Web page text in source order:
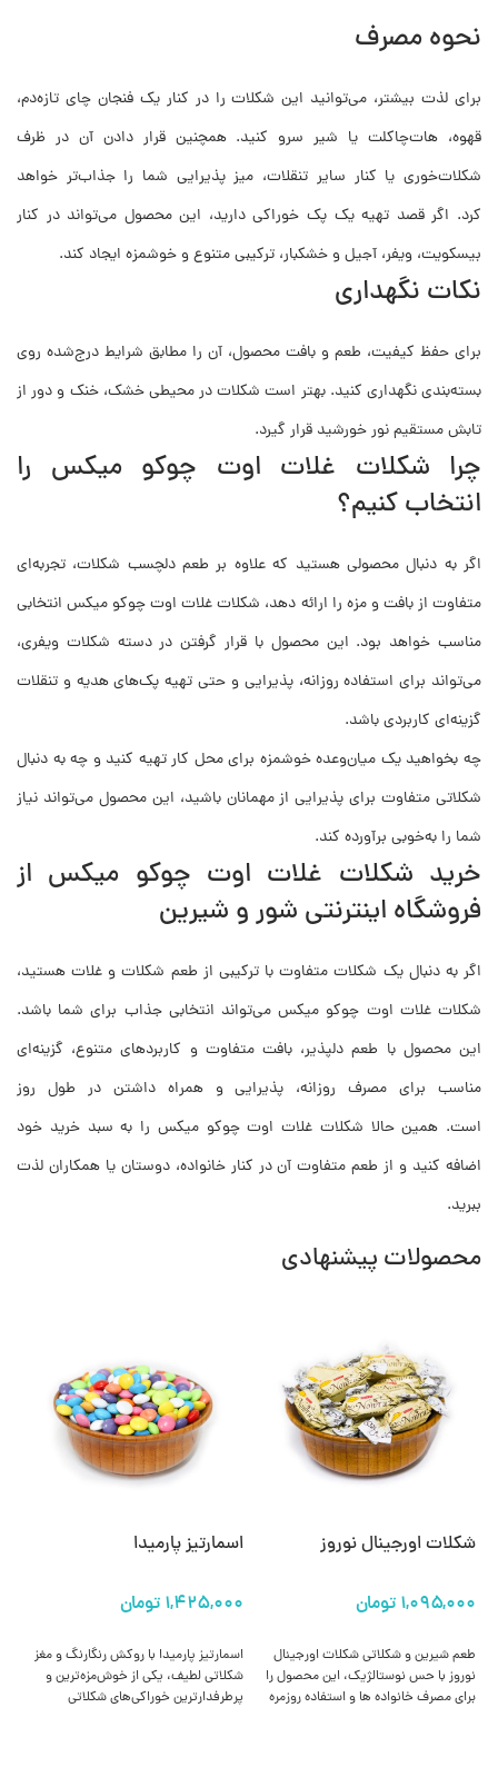
نحوه مصرف
برای لذت بیشتر، می‌توانید این شکلات را در کنار یک فنجان چای تازه‌دم،
قهوه، هات‌چاکلت یا شیر سرو کنید. همچنین قرار دادن آن در ظرف
شکلات‌خوری یا کنار سایر تنقلات، میز پذیرایی شما را جذاب‌تر خواهد
کرد. اگر قصد تهیه یک پک خوراکی دارید، این محصول می‌تواند در کنار
بیسکویت، ویفر، آجیل و خشکبار، ترکیبی متنوع و خوشمزه ایجاد کند.
نکات نگهداری
برای حفظ کیفیت، طعم و بافت محصول، آن را مطابق شرایط درج‌شده روی
بسته‌بندی نگهداری کنید. بهتر است شکلات در محیطی خشک، خنک و دور از
تابش مستقیم نور خورشید قرار گیرد.
چرا شکلات غلات اوت چوکو میکس را
انتخاب کنیم؟
اگر به دنبال محصولی هستید که علاوه بر طعم دلچسب شکلات، تجربه‌ای
متفاوت از بافت و مزه را ارائه دهد، شکلات غلات اوت چوکو میکس انتخابی
مناسب خواهد بود. این محصول با قرار گرفتن در دسته شکلات ویفری،
می‌تواند برای استفاده روزانه، پذیرایی و حتی تهیه پک‌های هدیه و تنقلات
گزینه‌ای کاربردی باشد.
چه بخواهید یک میان‌وعده خوشمزه برای محل کار تهیه کنید و چه به دنبال
شکلاتی متفاوت برای پذیرایی از مهمانان باشید، این محصول می‌تواند نیاز
شما را به‌خوبی برآورده کند.
خرید شکلات غلات اوت چوکو میکس از
فروشگاه اینترنتی شور و شیرین
اگر به دنبال یک شکلات متفاوت با ترکیبی از طعم شکلات و غلات هستید،
شکلات غلات اوت چوکو میکس می‌تواند انتخابی جذاب برای شما باشد.
این محصول با طعم دلپذیر، بافت متفاوت و کاربردهای متنوع، گزینه‌ای
مناسب برای مصرف روزانه، پذیرایی و همراه داشتن در طول روز
است. همین حالا شکلات غلات اوت چوکو میکس را به سبد خرید خود
اضافه کنید و از طعم متفاوت آن در کنار خانواده، دوستان یا همکاران لذت
ببرید.
محصولات پیشنهادی
شکلات اورجینال نوروز
طعم شیرین و شکلاتی شکلات اورجینال
نوروز با حس نوستالژیک، این محصول را
برای مصرف خانواده‌ ها و استفاده روزمره
اسمارتیز پارمیدا
اسمارتیز پارمیدا با روکش رنگارنگ و مغز
شکلاتی لطیف، یکی از خوش‌مزه‌ترین و
پرطرفدارترین خوراکی‌های شکلاتی